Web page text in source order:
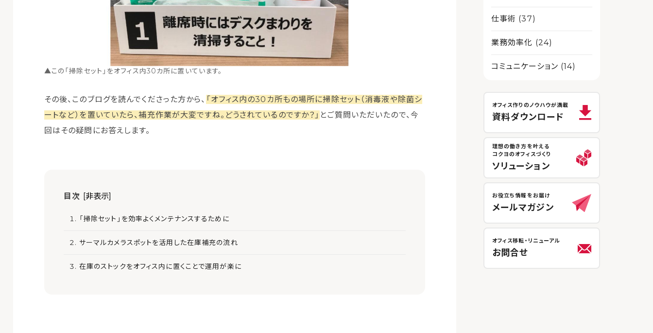
▲この「掃除セット」をオフィス内30カ所に置いています。
その後、このブログを読んでくださった方から、 「オフィス内の30カ所もの場所に掃除セット（消毒液や除菌シ
ートなど）を置いていたら、補充作業が大変ですね。どうされているのですか？」 とご質問いただいたので、今
回はその疑問にお答えします。
目次 [非表示]
「掃除セット」を効率よくメンテナンスするために
サーマルカメラスポットを活用した在庫補充の流れ
在庫のストックをオフィス内に置くことで運用が楽に
仕事術 (37)
業務効率化 (24)
コミュニケーション (14)
オフィス作りのノウハウが満載
資料ダウンロード
理想の働き方を叶える
コクヨのオフィスづくり
ソリューション
お役立ち情報をお届け
メールマガジン
オフィス移転・リニューアル
お問合せ